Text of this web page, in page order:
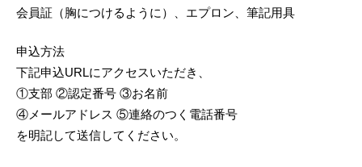
会員証（胸につけるように）、エプロン、筆記用具
申込方法
下記申込URLにアクセスいただき、
①支部 ②認定番号 ③お名前
④メールアドレス ⑤連絡のつく電話番号
を明記して送信してください。